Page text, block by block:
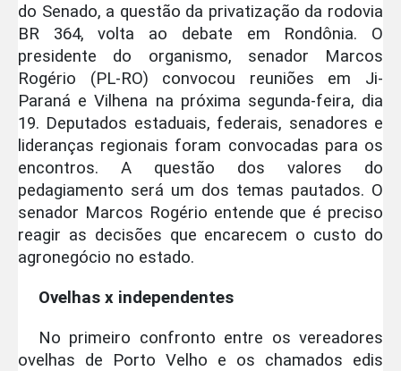
do Senado, a questão da privatização da rodovia
BR 364, volta ao debate em Rondônia. O
presidente do organismo, senador Marcos
Rogério (PL-RO) convocou reuniões em Ji-
Paraná e Vilhena na próxima segunda-feira, dia
19. Deputados estaduais, federais, senadores e
lideranças regionais foram convocadas para os
encontros. A questão dos valores do
pedagiamento será um dos temas pautados. O
senador Marcos Rogério entende que é preciso
reagir as decisões que encarecem o custo do
agronegócio no estado.
Ovelhas x independentes
No primeiro confronto entre os vereadores
ovelhas de Porto Velho e os chamados edis